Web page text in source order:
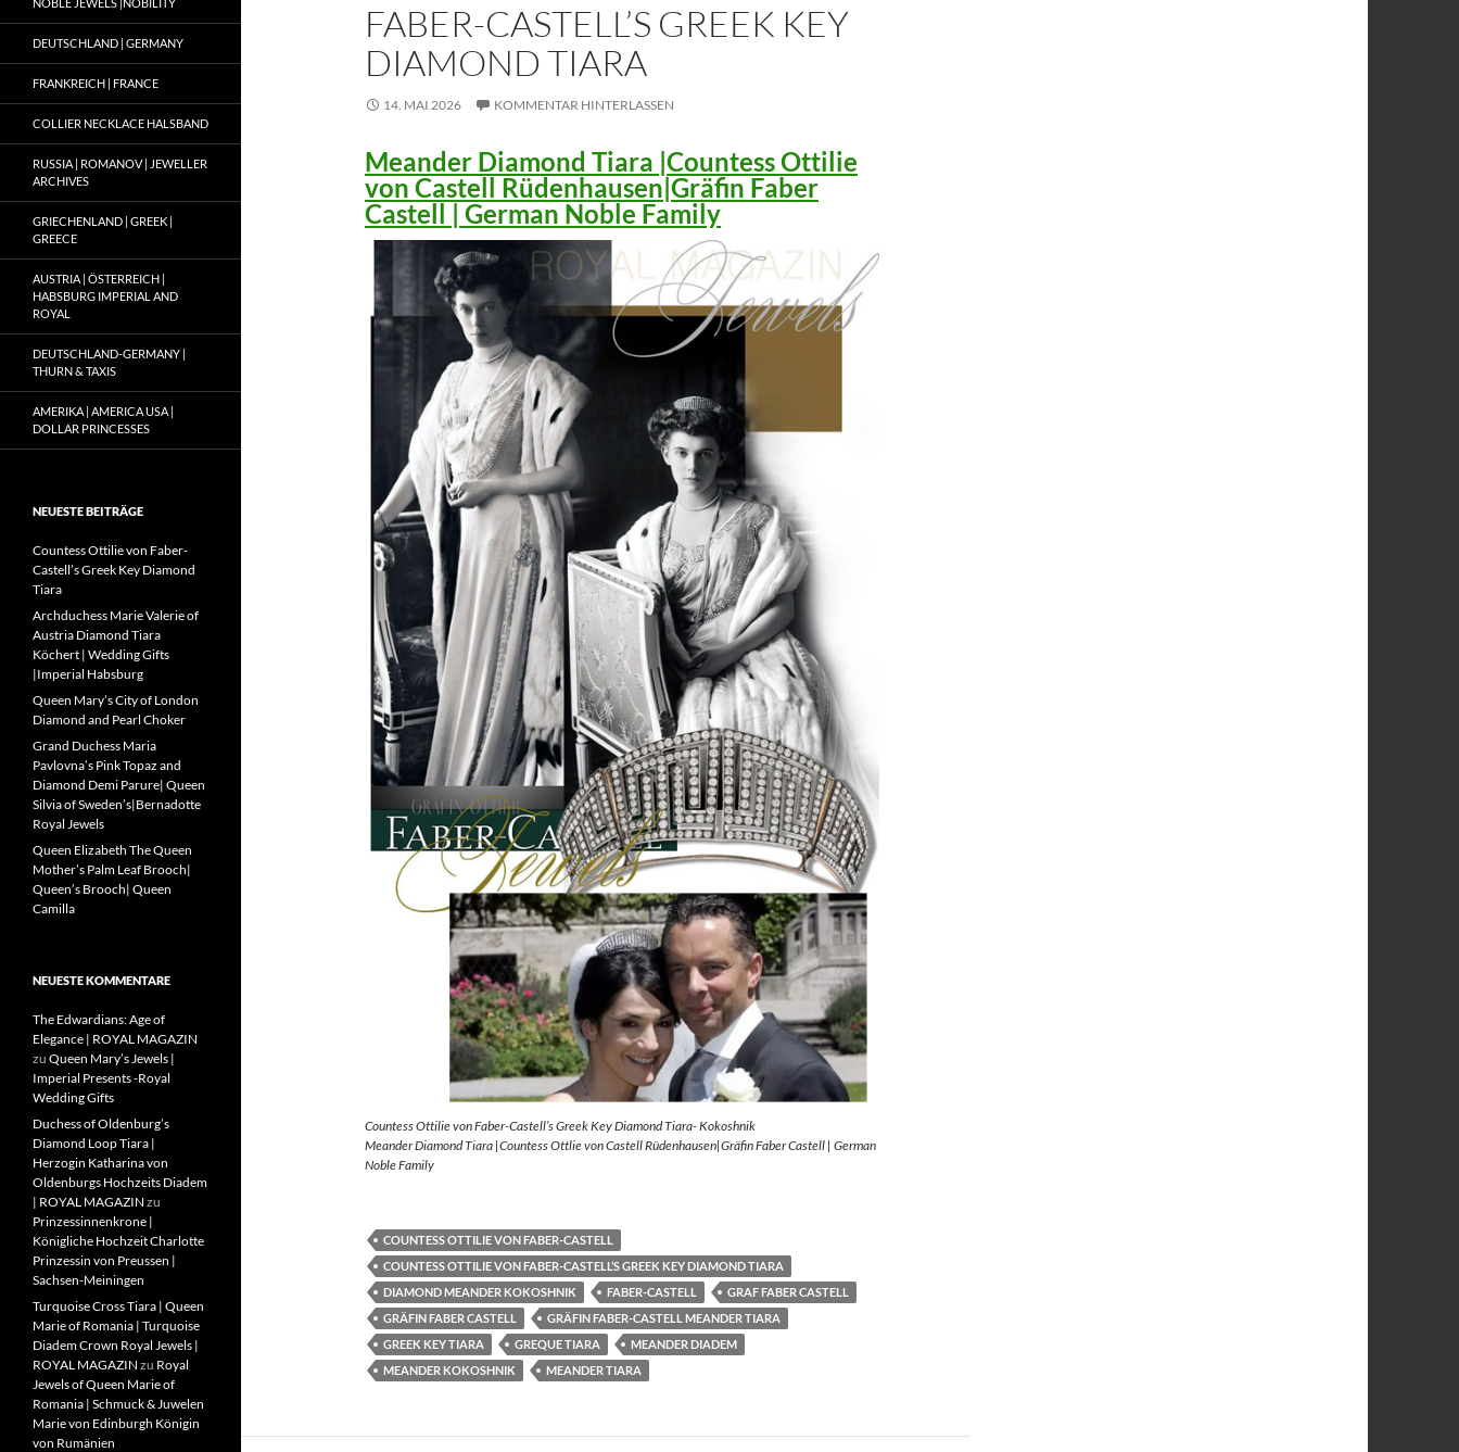
FABER-CASTELL’S GREEK KEY
DIAMOND TIARA
14. MAI 2026 KOMMENTAR HINTERLASSEN
Meander Diamond Tiara |Countess Ottilie
von Castell Rüdenhausen|Gräfin Faber
Castell | German Noble Family
Countess Ottilie von Faber-Castell’s Greek Key Diamond Tiara- Kokoshnik
Meander Diamond Tiara |Countess Ottlie von Castell Rüdenhausen|Gräfin Faber Castell | German
Noble Family
COUNTESS OTTILIE VON FABER-CASTELL
COUNTESS OTTILIE VON FABER-CASTELL’S GREEK KEY DIAMOND TIARA
DIAMOND MEANDER KOKOSHNIK
FABER-CASTELL
GRAF FABER CASTELL
GRÄFIN FABER CASTELL
GRÄFIN FABER-CASTELL MEANDER TIARA
GREEK KEY TIARA
GREQUE TIARA
MEANDER DIADEM
MEANDER KOKOSHNIK
MEANDER TIARA
DEUTSCHLAND | GERMANY
FRANKREICH | FRANCE
COLLIER NECKLACE HALSBAND
RUSSIA | ROMANOV | JEWELLER
ARCHIVES
GRIECHENLAND | GREEK |
GREECE
AUSTRIA | ÖSTERREICH |
HABSBURG IMPERIAL AND
ROYAL
DEUTSCHLAND-GERMANY |
THURN & TAXIS
AMERIKA | AMERICA USA |
DOLLAR PRINCESSES
NEUESTE BEITRÄGE
Countess Ottilie von Faber-
Castell’s Greek Key Diamond
Tiara
Archduchess Marie Valerie of
Austria Diamond Tiara
Köchert | Wedding Gifts
|Imperial Habsburg
Queen Mary’s City of London
Diamond and Pearl Choker
Grand Duchess Maria
Pavlovna’s Pink Topaz and
Diamond Demi Parure| Queen
Silvia of Sweden’s|Bernadotte
Royal Jewels
Queen Elizabeth The Queen
Mother’s Palm Leaf Brooch|
Queen’s Brooch| Queen
Camilla
NEUESTE KOMMENTARE
The Edwardians: Age of
Elegance | ROYAL MAGAZIN
zu Queen Mary’s Jewels |
Imperial Presents -Royal
Wedding Gifts
Duchess of Oldenburg’s
Diamond Loop Tiara |
Herzogin Katharina von
Oldenburgs Hochzeits Diadem
| ROYAL MAGAZIN zu
Prinzessinnenkrone |
Königliche Hochzeit Charlotte
Prinzessin von Preussen |
Sachsen-Meiningen
Turquoise Cross Tiara | Queen
Marie of Romania | Turquoise
Diadem Crown Royal Jewels |
ROYAL MAGAZIN zu Royal
Jewels of Queen Marie of
Romania | Schmuck & Juwelen
Marie von Edinburgh Königin
von Rumänien